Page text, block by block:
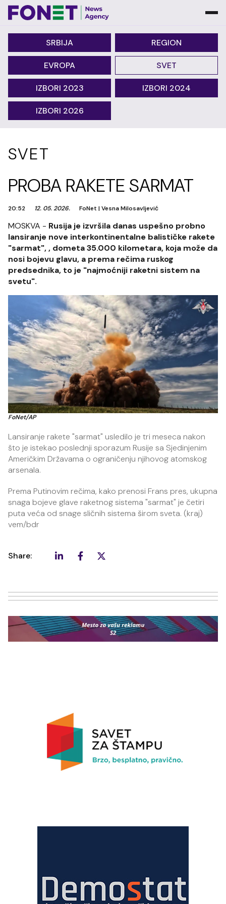
SRBIJA REGION
EVROPA SVET
IZBORI 2023 IZBORI 2024
IZBORI 2026
SVET
PROBA RAKETE SARMAT
20:52 12. 05. 2026. FoNet |Vesna Milosavljević
MOSKVA - Rusija je izvršila danas uspešno probno
lansiranje nove interkontinentalne balističke rakete
"sarmat", , dometa 35.000 kilometara, koja može da
nosi bojevu glavu, a prema rečima ruskog
predsednika, to je "najmoćniji raketni sistem na
svetu".
FoNet/AP
Lansiranje rakete "sarmat" usledilo je tri meseca nakon
što je istekao poslednji sporazum Rusije sa Sjedinjenim
Američkim Državama o ograničenju njihovog atomskog
arsenala.
Prema Putinovim rečima, kako prenosi Frans pres, ukupna
snaga bojeve glave raketnog sistema "sarmat" je četiri
puta veća od snage sličnih sistema širom sveta. (kraj)
vem/bdr
Share: